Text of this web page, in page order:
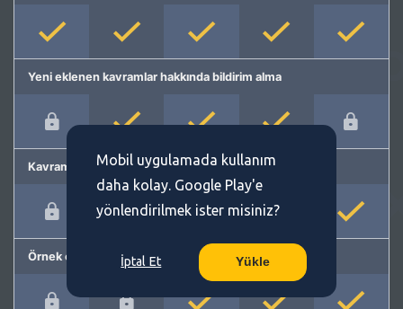
Yeni eklenen kavramlar hakkında bildirim alma
Kavram önerme
Örnek cümleler
Mobil uygulamada kullanım
daha kolay. Google Play'e
yönlendirilmek ister misiniz?
İptal Et Yükle